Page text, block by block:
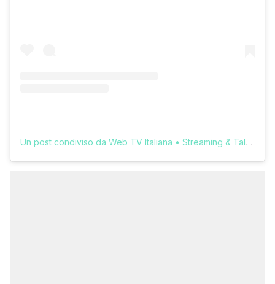
Un post condiviso da Web TV Italiana • Streaming & Talk (@erretvweb)